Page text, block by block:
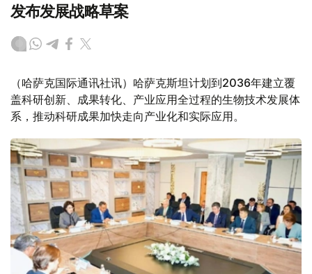
发布发展战略草案
（哈萨克国际通讯社讯）哈萨克斯坦计划到2036年建立覆
盖科研创新、成果转化、产业应用全过程的生物技术发展体
系，推动科研成果加快走向产业化和实际应用。